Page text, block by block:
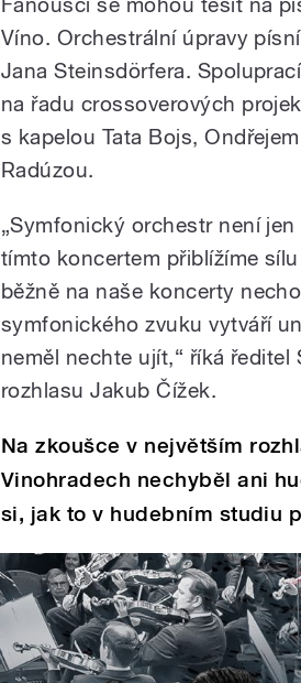
Víno. Orchestrální úpravy
Jana Steinsdörfera.
na řadu crossoverových
s kapelou Tata Bojs,
Radúzou.
„Symfonický orchestr není
tímto koncertem přiblížíme
běžně na naše koncerty
symfonického zvuku vytváří
neměl nechte ujít,“ říká
rozhlasu Jakub Čížek.
Na zkoušce v největším
Vinohradech nechyběl ani
si, jak to v hudebním studiu